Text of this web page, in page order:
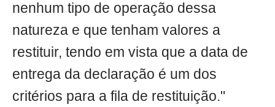
nenhum tipo de operação dessa
natureza e que tenham valores a
restituir, tendo em vista que a data de
entrega da declaração é um dos
critérios para a fila de restituição."